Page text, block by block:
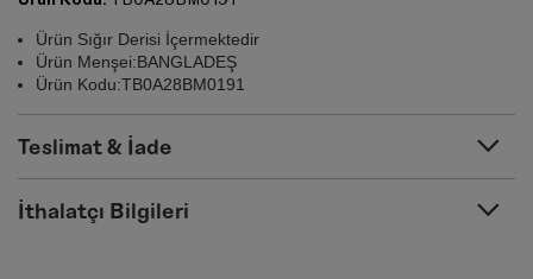
Ürün Sığır Derisi İçermektedir
Ürün Menşei:BANGLADEŞ
Ürün Kodu:TB0A28BM0191
Teslimat & İade
İthalatçı Bilgileri